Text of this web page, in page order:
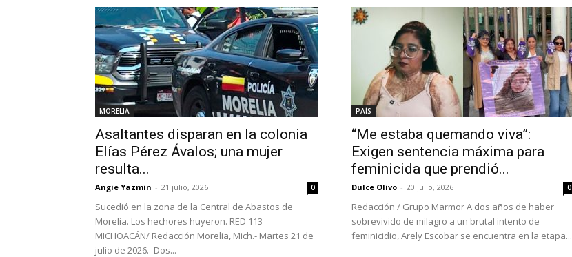
MORELIA
Asaltantes disparan en la colonia
Elías Pérez Ávalos; una mujer
resulta...
Angie Yazmin - 21 julio, 2026 0
Sucedió en la zona de la Central de Abastos de
Morelia. Los hechores huyeron. RED 113
MICHOACÁN/ Redacción Morelia, Mich.- Martes 21 de
julio de 2026.- Dos...
PAÍS
“Me estaba quemando viva”:
Exigen sentencia máxima para
feminicida que prendió...
Dulce Olivo - 20 julio, 2026 0
Redacción / Grupo Marmor A dos años de haber
sobrevivido de milagro a un brutal intento de
feminicidio, Arely Escobar se encuentra en la etapa...